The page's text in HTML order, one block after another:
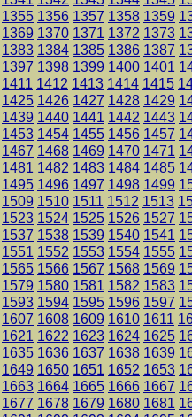
1355 1356 1357 1358 1359
1369 1370 1371 1372 1373
1383 1384 1385 1386 1387
1397 1398 1399 1400 1401
1411 1412 1413 1414 1415
1425 1426 1427 1428 1429
1439 1440 1441 1442 1443
1453 1454 1455 1456 1457
1467 1468 1469 1470 1471
1481 1482 1483 1484 1485
1495 1496 1497 1498 1499
1509 1510 1511 1512 1513
1523 1524 1525 1526 1527
1537 1538 1539 1540 1541
1551 1552 1553 1554 1555
1565 1566 1567 1568 1569
1579 1580 1581 1582 1583
1593 1594 1595 1596 1597
1607 1608 1609 1610 1611
1621 1622 1623 1624 1625
1635 1636 1637 1638 1639
1649 1650 1651 1652 1653
1663 1664 1665 1666 1667
1677 1678 1679 1680 1681